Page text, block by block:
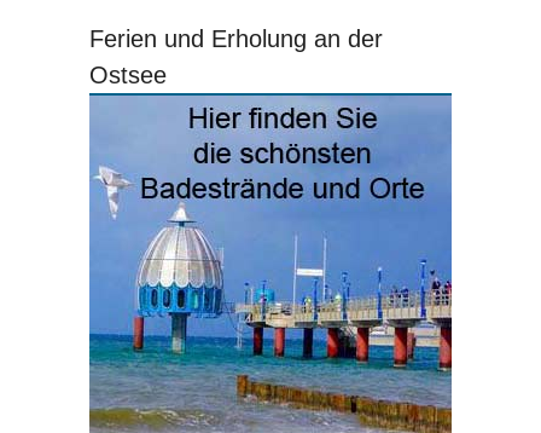
Ferien und Erholung an der
Ostsee